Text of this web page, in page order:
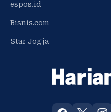
espos.id
Bisnis.com
Star Jogja